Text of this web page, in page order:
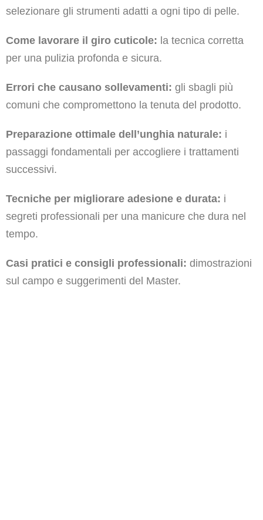
selezionare gli strumenti adatti a ogni tipo di pelle.
Come lavorare il giro cuticole: la tecnica corretta
per una pulizia profonda e sicura.
Errori che causano sollevamenti: gli sbagli più
comuni che compromettono la tenuta del prodotto.
Preparazione ottimale dell’unghia naturale: i
passaggi fondamentali per accogliere i trattamenti
successivi.
Tecniche per migliorare adesione e durata: i
segreti professionali per una manicure che dura nel
tempo.
Casi pratici e consigli professionali: dimostrazioni
sul campo e suggerimenti del Master.